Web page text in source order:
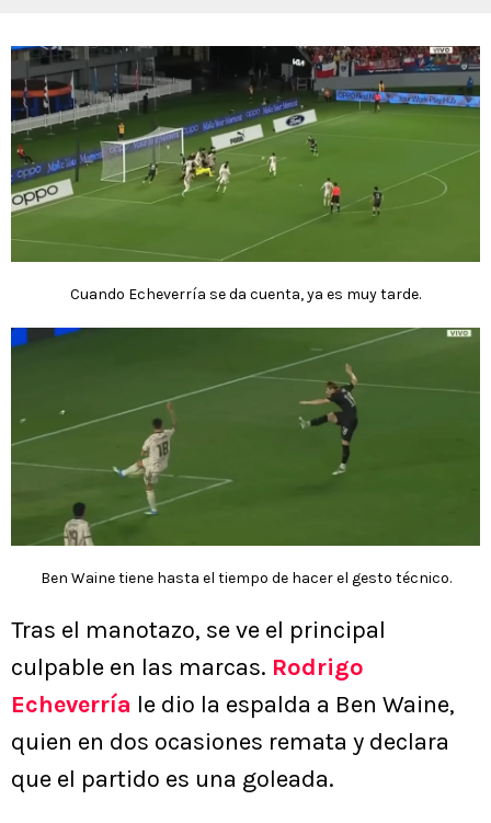
Cuando Echeverría se da cuenta, ya es muy tarde.
Ben Waine tiene hasta el tiempo de hacer el gesto técnico.
Tras el manotazo, se ve el principal
culpable en las marcas. Rodrigo
Echeverría le dio la espalda a Ben Waine,
quien en dos ocasiones remata y declara
que el partido es una goleada.